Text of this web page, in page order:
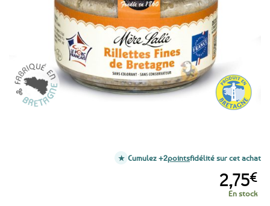
2,75€
En stock
Cumulez +2pointsfidélité sur cet achat